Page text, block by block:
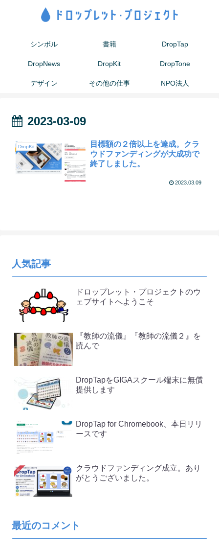
シンボル 書籍 DropTap
DropNews DropKit DropTone
デザイン その他の仕事 NPO法人
2023-03-09
DropKit
目標額の２倍以上を達成。クラ
ウドファンディングが大成功で
終了しました。
2023.03.09
人気記事
ドロップレット・プロジェクトのウ
ェブサイトへようこそ
『教師の流儀』『教師の流儀２』を
読んで
DropTapをGIGAスクール端末に無償
提供します
DropTap for Chromebook、本日リリ
ースです
クラウドファンディング成立。あり
がとうございました。
最近のコメント